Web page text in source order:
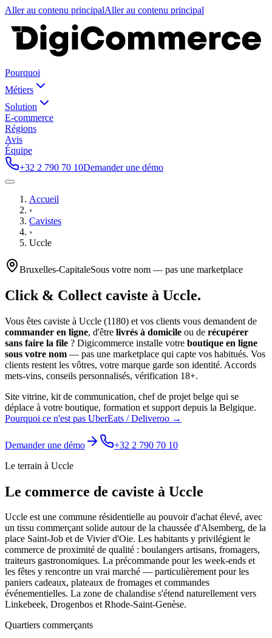
Aller au contenu principalAller au contenu principal
Pourquoi
Métiers
Solution
E-commerce
Régions
Avis
Équipe
+32 2 790 70 10Demander une démo
Accueil
›
Cavistes
›
Uccle
Bruxelles-CapitaleSous votre nom — pas une marketplace
Click & Collect caviste à Uccle.
Vous êtes caviste à Uccle (1180) et vos clients vous demandent de
commander en ligne, d'être livrés à domicile ou de récupérer
sans faire la file ? Digicommerce installe votre boutique en ligne
sous votre nom — pas une marketplace qui capte vos habitués. Vos
clients restent les vôtres, votre marque garde son identité. Accords
mets-vins, conseils personnalisés, vérification 18+.
Site vitrine, kit de communication, chef de projet belge qui se
déplace à votre boutique, formation et support depuis la Belgique.
Pourquoi ce n'est pas UberEats / Deliveroo →
Demander une démo
+32 2 790 70 10
Le terrain à Uccle
Le commerce de caviste à Uccle
Uccle est une commune résidentielle au pouvoir d'achat élevé, avec
un tissu commerçant solide autour de la chaussée d'Alsemberg, de la
place Saint-Job et de Vivier d'Oie. Les habitants y privilégient le
commerce de proximité de qualité : boulangers artisans, fromagers,
traiteurs gastronomiques. La précommande pour les week-ends et
les fêtes y rencontre un vrai marché — particulièrement pour les
paniers cadeaux, plateaux de fromages et commandes
événementielles. La zone de chalandise s'étend naturellement vers
Linkebeek, Drogenbos et Rhode-Saint-Genèse.
Quartiers commerçants